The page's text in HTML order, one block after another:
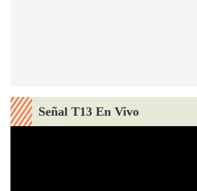
Señal T13 En Vivo